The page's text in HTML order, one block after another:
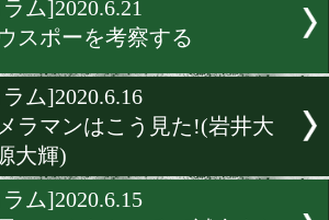
[コラム]2020.7.5
伝統のフライ級の歴史を辿
[コラム]2020.6.28
難攻不落のウェルター級